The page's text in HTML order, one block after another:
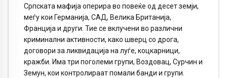
Српската мафија оперира во повеќе од десет земји,
меѓу кои Германија, САД, Велика Британија,
Франција и други. Тие се вклучени во различни
криминални активности, како шверц со дрога,
договори за ликвидација на луѓе, коцкарници,
кражби. Има три поголеми групи, Воздовац, Сурчин и
Земун, кои контролираат помали банди и групи.